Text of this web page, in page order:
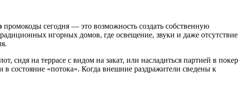
промокоды сегодня — это возможность создать собственную
игорных домов, где освещение, звуки и даже отсутствие
сидя на террасе с видом на закат, или насладиться партией в покер
состояние «потока». Когда внешние раздражители сведены к